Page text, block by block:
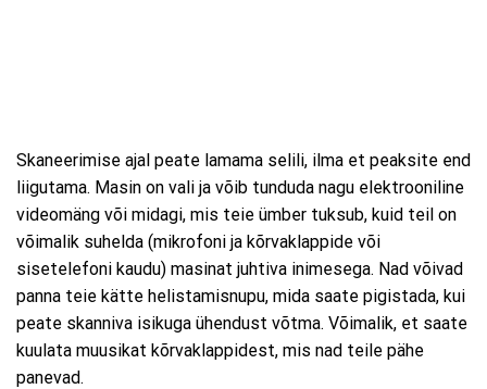
Skaneerimise ajal peate lamama selili, ilma et peaksite end
liigutama. Masin on vali ja võib tunduda nagu elektrooniline
videomäng või midagi, mis teie ümber tuksub, kuid teil on
võimalik suhelda (mikrofoni ja kõrvaklappide või
sisetelefoni kaudu) masinat juhtiva inimesega. Nad võivad
panna teie kätte helistamisnupu, mida saate pigistada, kui
peate skanniva isikuga ühendust võtma. Võimalik, et saate
kuulata muusikat kõrvaklappidest, mis nad teile pähe
panevad.